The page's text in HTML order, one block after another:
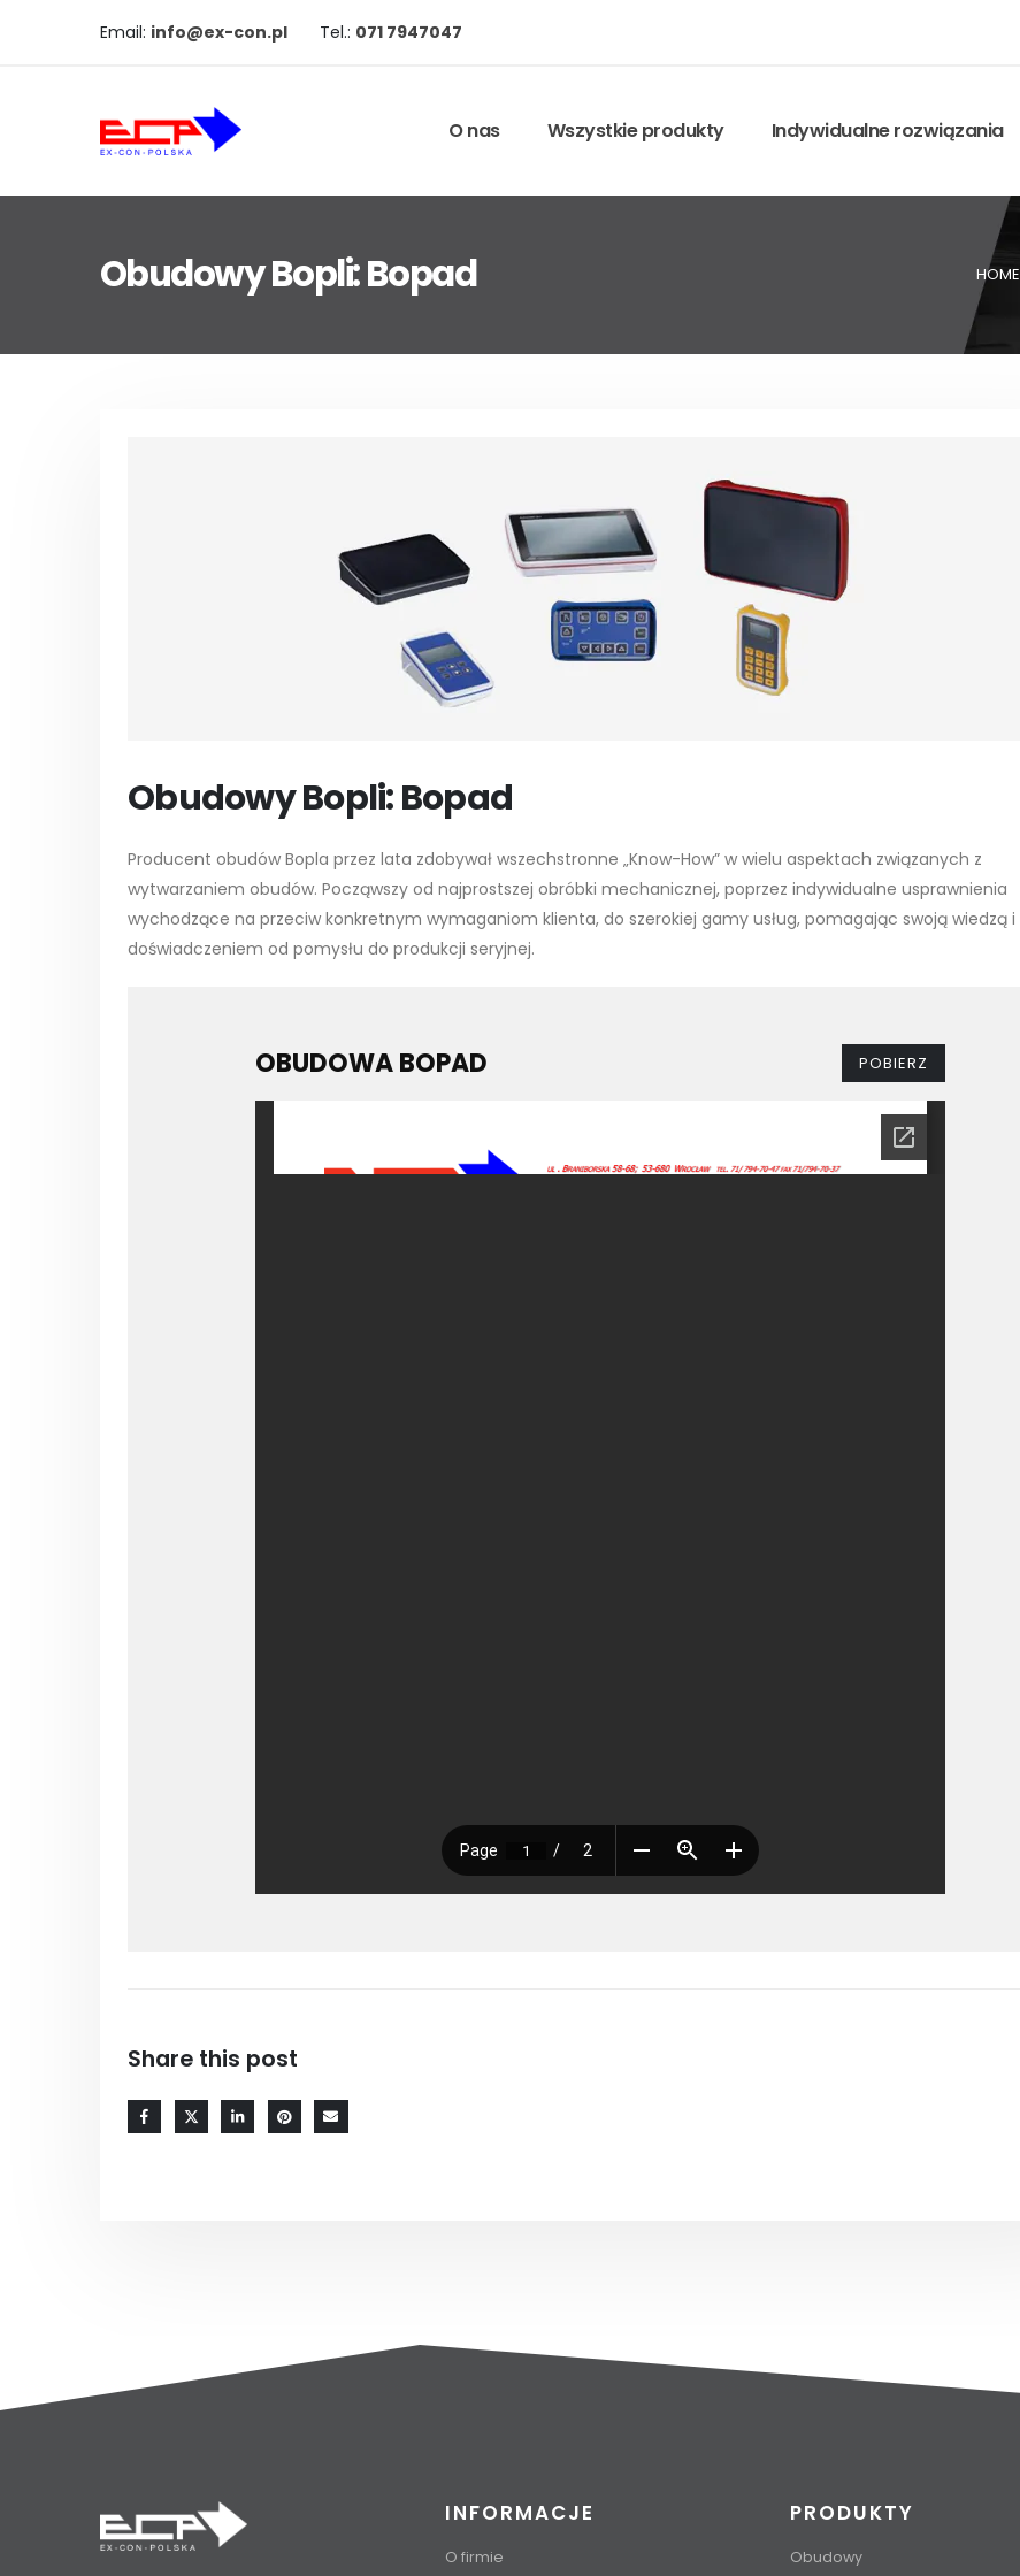
Email: info@ex-con.pl Tel.: 071 7947047
O nas Wszystkie produkty Indywidualne rozwiązania
Obudowy Bopli: Bopad HOME
Obudowy Bopli: Bopad
Producent obudów Bopla przez lata zdobywał wszechstronne „Know-How” w wielu aspektach związanych z
wytwarzaniem obudów. Począwszy od najprostszej obróbki mechanicznej, poprzez indywidualne usprawnienia
wychodzące na przeciw konkretnym wymaganiom klienta, do szerokiej gamy usług, pomagając swoją wiedzą i
doświadczeniem od pomysłu do produkcji seryjnej.
OBUDOWA BOPAD POBIERZ
Share this post
INFORMACJE
O firmie
PRODUKTY
Obudowy